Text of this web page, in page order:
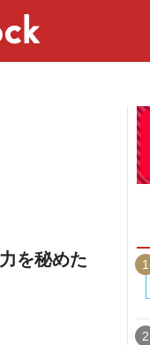
を秘めた
1
2